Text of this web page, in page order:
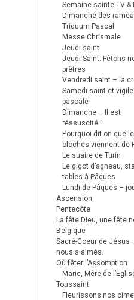
Semaine sainte TV &
Dimanche des
Triduum Pascal
Messe Chrismale
Jeudi saint
Jeudi Saint: Fêtons
prêtres
Vendredi saint – la
Samedi saint et vigile
pascale
Dimanche – Il est
réssuscité !
Pourquoi dit-on que
cloches viennent de
Le suaire de Turin
Le gigot d’agneau,
tables à Pâques
Lundi de Pâques –
Ascension
Pentecôte
La fête Dieu, une fête
Belgique
Sacré-Coeur de Jésus –
nous a aimés.
Où fêter l’Assomption
Marie, Mère de
Toussaint
Fleurissons nos